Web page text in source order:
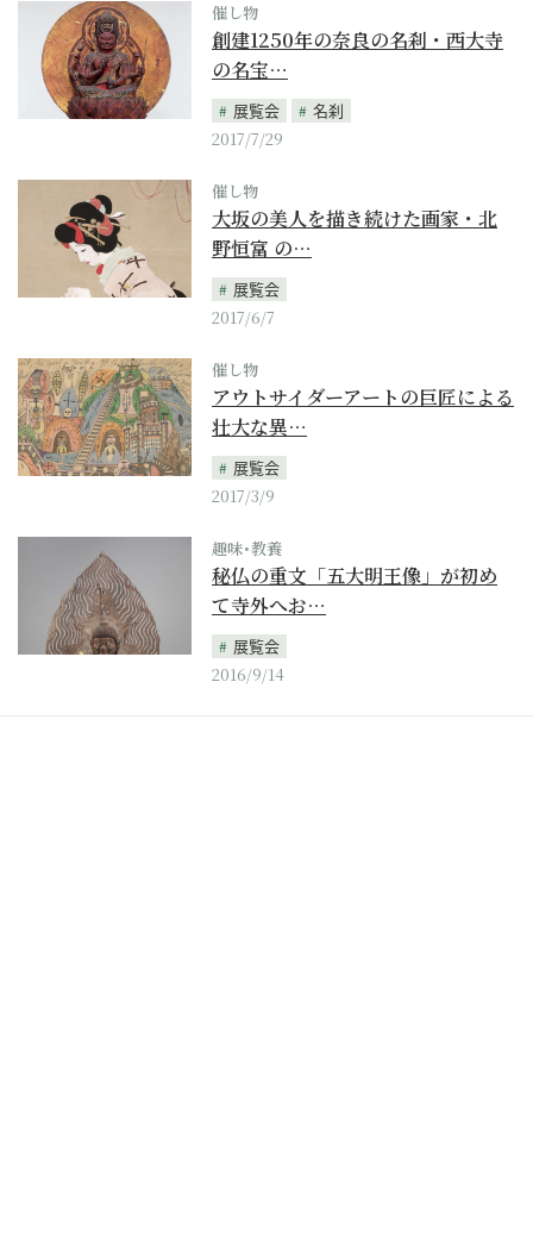
催し物
創建1250年の奈良の名刹・西大寺
の名宝…
展覧会
名刹
2017/7/29
催し物
大坂の美人を描き続けた画家・北
野恒富 の…
展覧会
2017/6/7
催し物
アウトサイダーアートの巨匠による
壮大な異…
展覧会
2017/3/9
趣味･教養
秘仏の重文「五大明王像」が初め
て寺外へお…
展覧会
2016/9/14